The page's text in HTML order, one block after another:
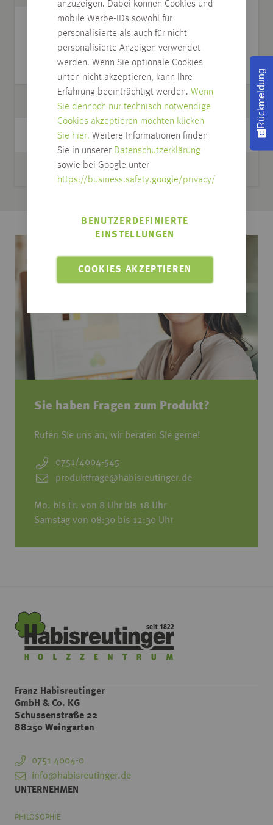
anzuzeigen. Dabei können Cookies und
mobile Werbe-IDs sowohl für
personalisierte als auch für nicht
personalisierte Anzeigen verwendet
werden. Wenn Sie optionale Cookies
unten nicht akzeptieren, kann Ihre
Erfahrung beeinträchtigt werden. Wenn
Sie dennoch nur technisch notwendige
Cookies akzeptieren möchten klicken
Sie hier. Weitere Informationen finden
Sie in unserer Datenschutzerklärung
sowie bei Google unter
https://business.safety.google/privacy/
COOKIES AKZEPTIEREN
BENUTZERDEFINIERTE
EINSTELLUNGEN
Sie haben Fragen zum Produkt?
Rufen Sie uns an, wir beraten Sie gerne!
0751/4004-545
produktfrage@habisreutinger.de
Mo. bis Fr. von 8 Uhr bis 18 Uhr
Samstag von 08:30 bis 12:30 Uhr
IN DEN WARENKORB
Artikel Pinsel
Modell Allround Profi-Pinsel
Inhalt 1 St.
Franz Habisreutinger
GmbH & Co. KG
Schussenstraße 22
88250 Weingarten
0751 4004-0
info@habisreutinger.de
UNTERNEHMEN
PHILOSOPHIE
Rückmeldung